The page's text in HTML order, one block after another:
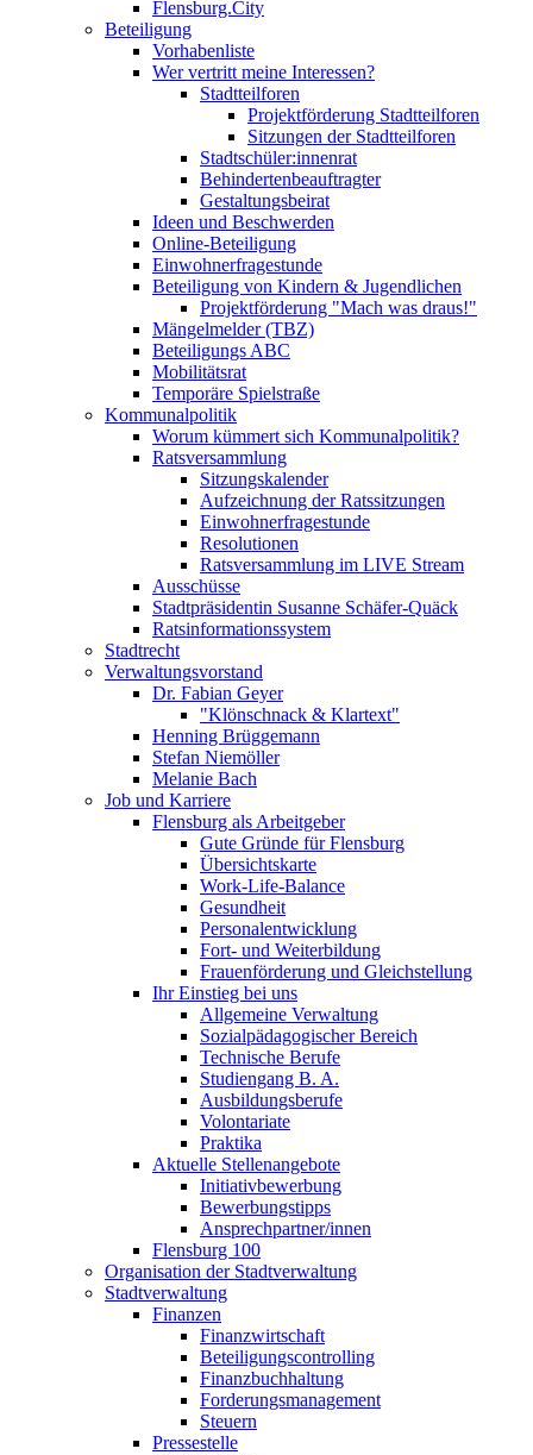
Flensburg.City
Beteiligung
Vorhabenliste
Wer vertritt meine Interessen?
Stadtteilforen
Projektförderung Stadtteilforen
Sitzungen der Stadtteilforen
Stadtschüler:innenrat
Behindertenbeauftragter
Gestaltungsbeirat
Ideen und Beschwerden
Online-Beteiligung
Einwohnerfragestunde
Beteiligung von Kindern & Jugendlichen
Projektförderung "Mach was draus!"
Mängelmelder (TBZ)
Beteiligungs ABC
Mobilitätsrat
Temporäre Spielstraße
Kommunalpolitik
Worum kümmert sich Kommunalpolitik?
Ratsversammlung
Sitzungskalender
Aufzeichnung der Ratssitzungen
Einwohnerfragestunde
Resolutionen
Ratsversammlung im LIVE Stream
Ausschüsse
Stadtpräsidentin Susanne Schäfer-Quäck
Ratsinformationssystem
Stadtrecht
Verwaltungsvorstand
Dr. Fabian Geyer
"Klönschnack & Klartext"
Henning Brüggemann
Stefan Niemöller
Melanie Bach
Job und Karriere
Flensburg als Arbeitgeber
Gute Gründe für Flensburg
Übersichtskarte
Work-Life-Balance
Gesundheit
Personalentwicklung
Fort- und Weiterbildung
Frauenförderung und Gleichstellung
Ihr Einstieg bei uns
Allgemeine Verwaltung
Sozialpädagogischer Bereich
Technische Berufe
Studiengang B. A.
Ausbildungsberufe
Volontariate
Praktika
Aktuelle Stellenangebote
Initiativbewerbung
Bewerbungstipps
Ansprechpartner/innen
Flensburg 100
Organisation der Stadtverwaltung
Stadtverwaltung
Finanzen
Finanzwirtschaft
Beteiligungscontrolling
Finanzbuchhaltung
Forderungsmanagement
Steuern
Pressestelle